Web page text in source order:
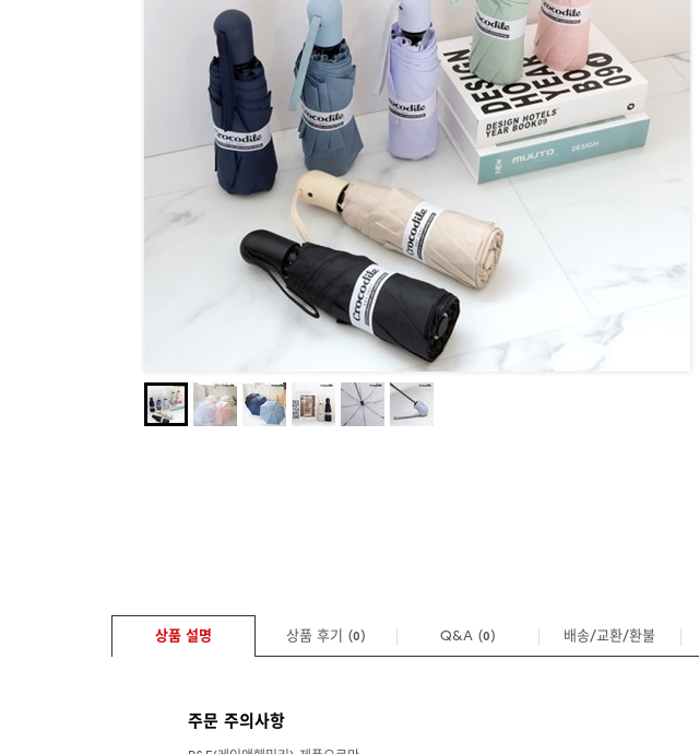
상품 설명 상품 후기 (0) Q&A (0) 배송/교환/환불
주문 주의사항